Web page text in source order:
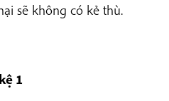
sẽ không có kẻ thù.
ệ 1